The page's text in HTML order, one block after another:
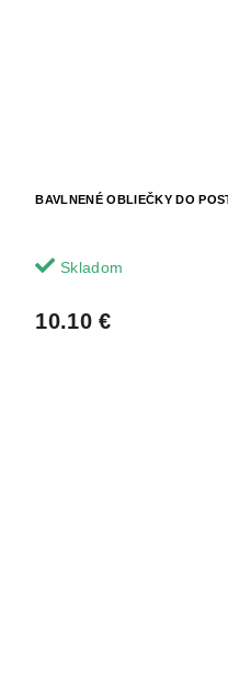
BAVLNENÉ OBLIEČKY DO
Skladom
10.10 €